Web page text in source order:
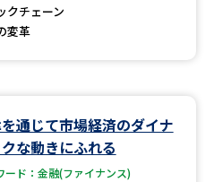
クチェーン
変革
通じて市場経済のダイナ
な動きにふれる
ード：金融(ファイナンス)